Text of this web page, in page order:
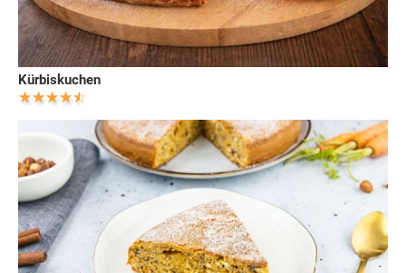
Kürbiskuchen